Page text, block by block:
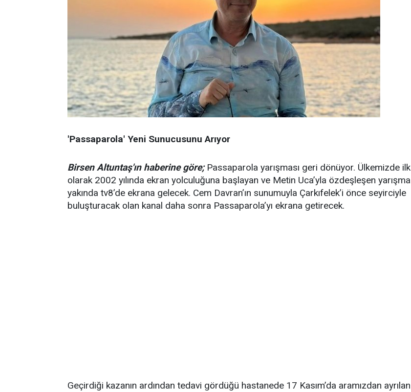
'Passaparola' Yeni Sunucusunu Arıyor
Birsen Altuntaş'ın haberine göre;Passaparola yarışması geri dönüyor. Ülkemizde ilk
olarak 2002 yılında ekran yolculuğuna başlayan ve Metin Uca’yla özdeşleşen yarışma
yakında tv8’de ekrana gelecek. Cem Davran’ın sunumuyla Çarkıfelek’i önce seyirciyle
buluşturacak olan kanal daha sonra Passaparola’yı ekrana getirecek.
Geçirdiği kazanın ardından tedavi gördüğü hastanede 17 Kasım’da aramızdan ayrılan